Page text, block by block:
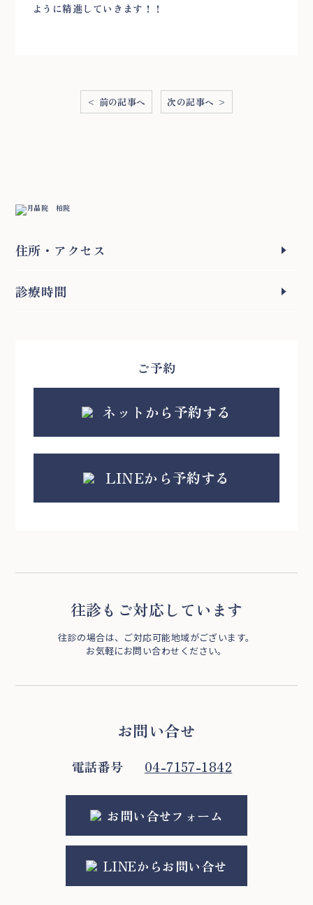
ように精進していきます！！
< 前の記事へ 次の記事へ >
住所 ・アクセス
診療時間
ご予約
ネットから予約する
LINEから予約する
往診もご対応しています
往診の場合は、ご対応可能地域がございます。
お気軽にお問い合わせください。
お問い合せ
電話番号 04-7157-1842
お問い合せフォーム
LINEからお問い合せ